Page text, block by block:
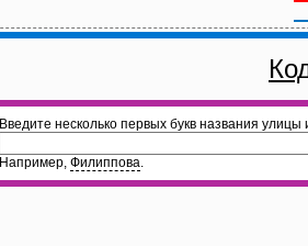
Введите несколько первых букв названия улицы
Например, Филиппова.